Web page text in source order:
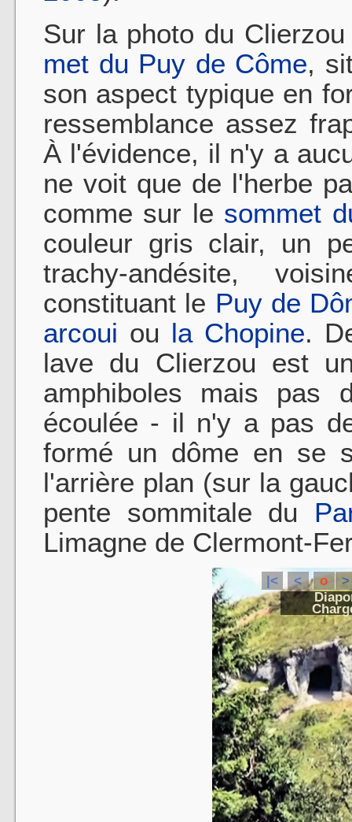
Sur la photo du
met du Puy de Côme,
son aspect typique en
ressemblance assez
À l'évidence, il n'y a
ne voit que de l'herbe
comme sur le sommet
couleur gris clair, un
trachy-andésite,
constituant le Puy de
arcoui ou la Chopine.
lave du Clierzou est
amphiboles mais pas
écoulée - il n'y a pas
formé un dôme en se
l'arrière plan (sur la
pente sommitale du
Limagne de Clermont-
|< < o
>